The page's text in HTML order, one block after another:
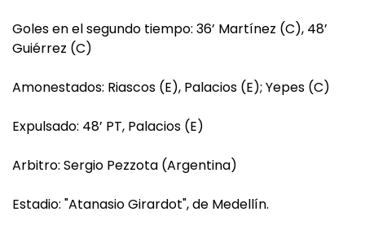
Goles en el segundo tiempo: 36’ Martínez (C), 48’
Guiérrez (C)
Amonestados: Riascos (E), Palacios (E); Yepes (C)
Expulsado: 48’ PT, Palacios (E)
Arbitro: Sergio Pezzota (Argentina)
Estadio: "Atanasio Girardot", de Medellín.